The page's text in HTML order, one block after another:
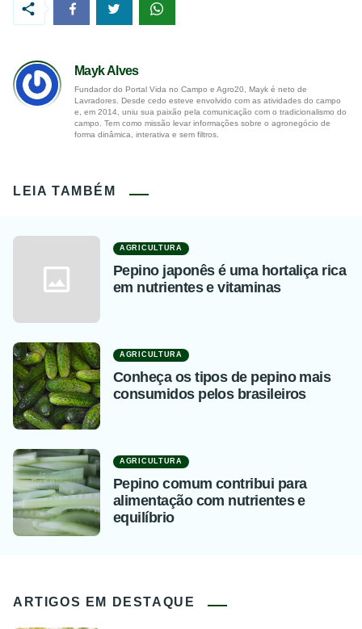
Mayk Alves
Fundador do Portal Vida no Campo e Agro20, Mayk é neto de
Lavradores. Desde cedo esteve envolvido com as atividades do campo
e, em 2014, uniu sua paixão pela comunicação com o tradicionalismo do
campo. Tem como missão levar informações sobre o agronegócio de
forma dinâmica, interativa e sem filtros.
LEIA TAMBÉM
AGRICULTURA
Pepino japonês é uma hortaliça rica
em nutrientes e vitaminas
AGRICULTURA
Conheça os tipos de pepino mais
consumidos pelos brasileiros
AGRICULTURA
Pepino comum contribui para
alimentação com nutrientes e
equilíbrio
ARTIGOS EM DESTAQUE